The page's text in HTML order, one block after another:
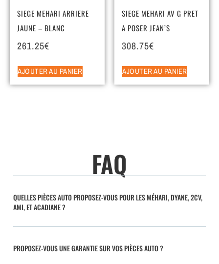
SIEGE MEHARI ARRIERE
JAUNE – BLANC
261.25€
AJOUTER AU PANIER
SIEGE MEHARI AV G PRET
A POSER JEAN’S
308.75€
AJOUTER AU PANIER
FAQ
QUELLES PIÈCES AUTO PROPOSEZ-VOUS POUR LES MÉHARI, DYANE, 2CV,
AMI, ET ACADIANE ?
PROPOSEZ-VOUS UNE GARANTIE SUR VOS PIÈCES AUTO ?